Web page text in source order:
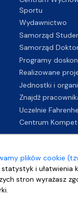
plików cookie
i ułatwienia
stron wyrażasz
Sportu
Wydawnictwo
Samorząd
Samorząd
Programy
Realizowane
Jednostki i
Znajdź
Uczelnie
Centrum